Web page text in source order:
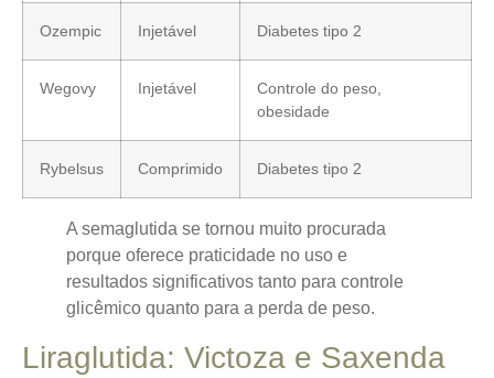
Ozempic Injetável Diabetes tipo 2
Wegovy Injetável
Controle do peso,
obesidade
Rybelsus Comprimido Diabetes tipo 2
A semaglutida se tornou muito procurada
porque oferece praticidade no uso e
resultados significativos tanto para controle
glicêmico quanto para a perda de peso.
Liraglutida: Victoza e Saxenda